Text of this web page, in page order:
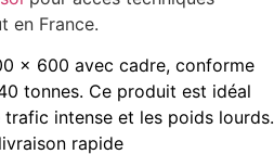
en France.
x 600 avec cadre, conforme
tonnes. Ce produit est idéal
intense et les poids lourds.
rapide